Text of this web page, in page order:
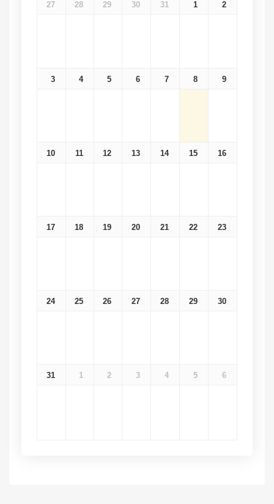
27 28 29 30 31 1 2
3 4 5 6 7 8 9
10 11 12 13 14 15 16
17 18 19 20 21 22 23
24 25 26 27 28 29 30
31 1 2 3 4 5 6